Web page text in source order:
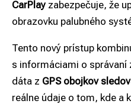
CarPlay zabezpečuje, že
obrazovku palubného
Tento nový prístup
s informáciami o správaní
dáta z GPS obojkov
reálne údaje o tom, kde a